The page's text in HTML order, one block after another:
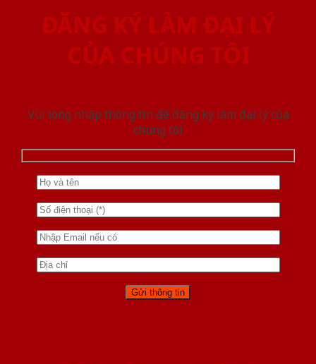
ĐĂNG KÝ LÀM ĐẠI LÝ
CỦA CHÚNG TÔI
Vui lòng nhập thông tin để đăng ký làm đại lý của
chúng tôi